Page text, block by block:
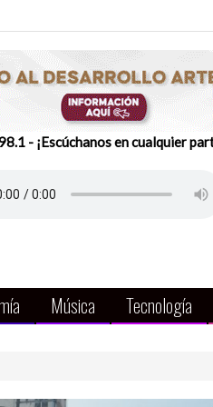
- ¡Escúchanos en cualquier
Música Tecnología